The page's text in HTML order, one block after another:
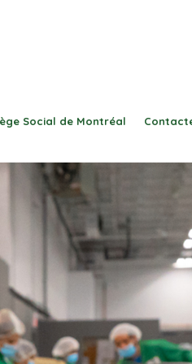
Social de Montréal